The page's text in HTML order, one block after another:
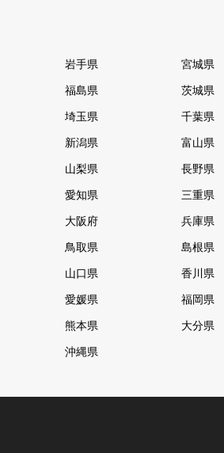
岩手県 宮城県
福島県 茨城県
埼玉県 千葉県
新潟県 富山県
山梨県 長野県
愛知県 三重県
大阪府 兵庫県
鳥取県 島根県
山口県 香川県
愛媛県 福岡県
熊本県 大分県
沖縄県